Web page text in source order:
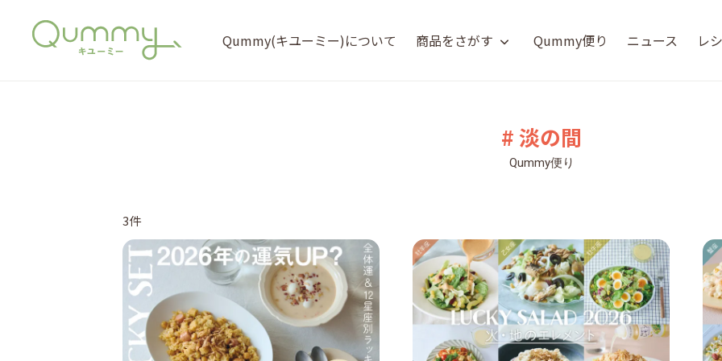
Qummy(キユーミー)について 商品をさがす Qummy便り ニュース レ
# 淡の間
Qummy便り
3件